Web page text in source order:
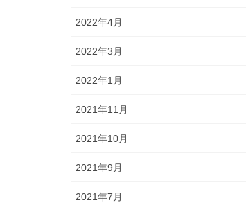
2022年4月
2022年3月
2022年1月
2021年11月
2021年10月
2021年9月
2021年7月